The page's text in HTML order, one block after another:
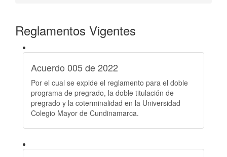
Reglamentos Vigentes
Acuerdo 005 de 2022
Por el cual se expide el reglamento para el doble
programa de pregrado, la doble titulación de
pregrado y la coterminalidad en la Universidad
Colegio Mayor de Cundinamarca.